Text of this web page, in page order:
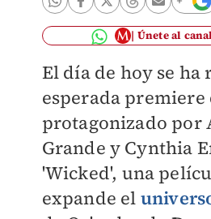
Únete al
El día de hoy se ha
esperada premiere
protagonizado por
Grande y Cynthia
'Wicked', una
expande el